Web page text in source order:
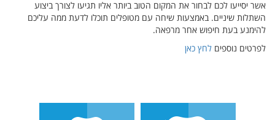
אשר יסייעו לכם לבחור את המקום הטוב ביותר אליו תגיעו לצורך ביצוע
השתלות שיניים. באמצעות שיחה עם מטופלים תוכלו לדעת ממה עליכם
להימנע בעת חיפוש אחר מרפאה.
לפרטים נוספים לחץ כאן